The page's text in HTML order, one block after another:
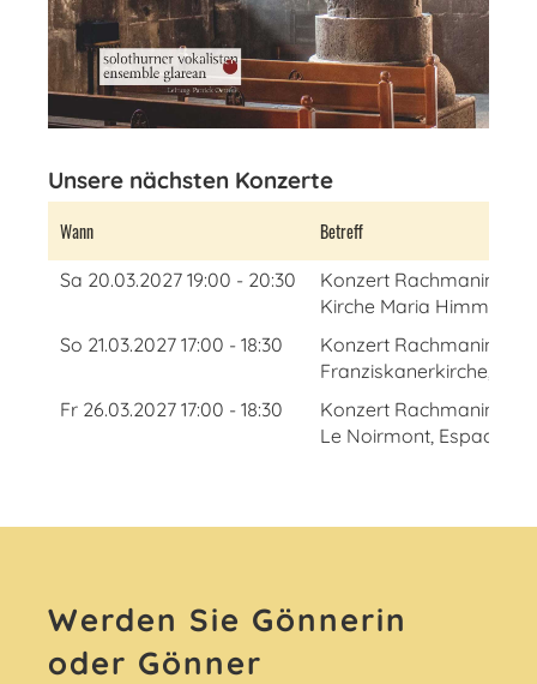
Unsere nächsten Konzerte
Wann Betreff
Sa 20.03.2027 19:00 - 20:30
Konzert Rachmaninow
Kirche Maria
So 21.03.2027 17:00 - 18:30
Konzert Rachmaninow
Franziskanerkirche,
Fr 26.03.2027 17:00 - 18:30
Konzert Rachmaninow
Le Noirmont, Espace La
Werden Sie Gönnerin
oder Gönner